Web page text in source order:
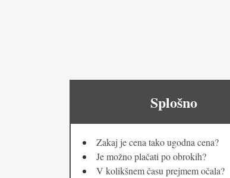
Splošno
Zakaj je cena tako ugodna cena?
Je možno plačati po obrokih?
V kolikšnem času prejmem očala?